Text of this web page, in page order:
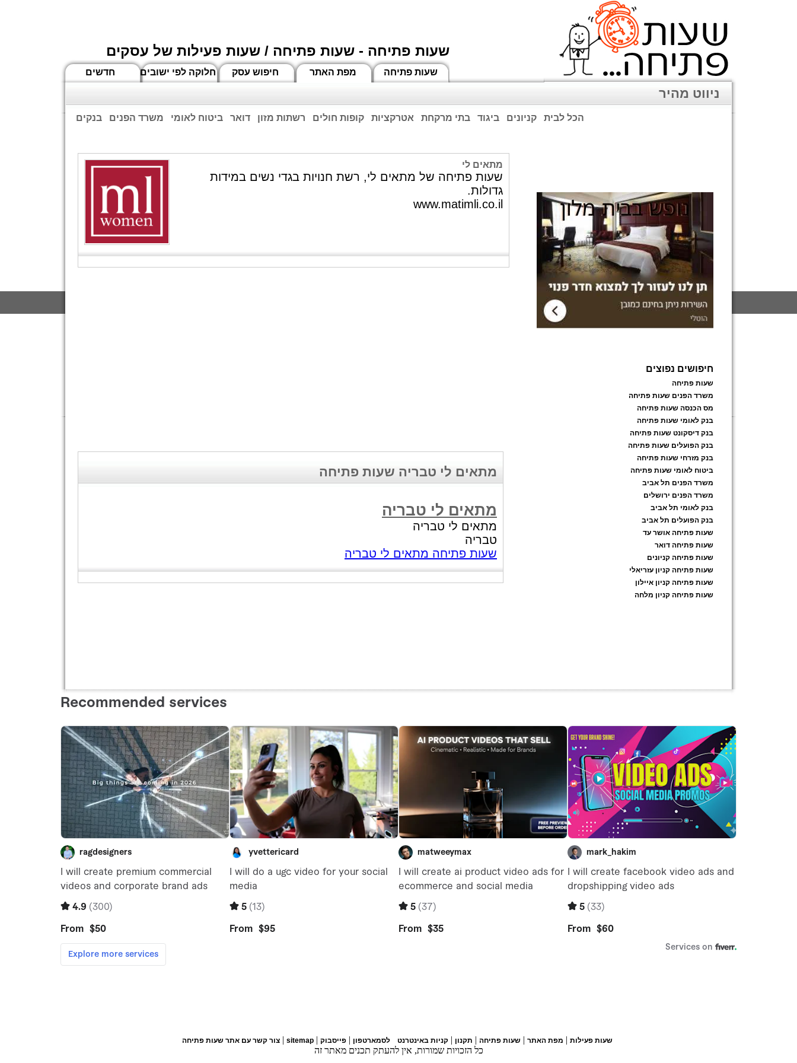
שעות פתיחה - שעות פתיחה / שעות פעילות של עסקים
חדשים חלוקה לפי ישובים חיפוש עסק מפת האתר שעות פתיחה
ניווט מהיר
בנקים משרד הפנים ביטוח לאומי דואר רשתות מזון קופות חולים אטרקציות בתי מרקחת ביגוד קניונים הכל לבית
מתאים לי
שעות פתיחה של מתאים לי, רשת חנויות בגדי נשים במידות
גדולות.
www.matimli.co.il
מתאים לי טבריה שעות פתיחה
מתאים לי טבריה
מתאים לי טבריה
טבריה
שעות פתיחה מתאים לי טבריה
חיפושים נפוצים
שעות פתיחה
משרד הפנים שעות פתיחה
מס הכנסה שעות פתיחה
בנק לאומי שעות פתיחה
בנק דיסקונט שעות פתיחה
בנק הפועלים שעות פתיחה
בנק מזרחי שעות פתיחה
ביטוח לאומי שעות פתיחה
משרד הפנים תל אביב
משרד הפנים ירושלים
בנק לאומי תל אביב
בנק הפועלים תל אביב
שעות פתיחה אושר עד
שעות פתיחה דואר
שעות פתיחה קניונים
שעות פתיחה קניון עזריאלי
שעות פתיחה קניון איילון
שעות פתיחה קניון מלחה
צור קשר עם אתר שעות פתיחה | sitemap | שעות פעילות | מפת האתר | שעות פתיחה | תקנון | קניות באינטרנט לסמארטפון | פייסבוק
כל הזכויות שמורות, אין להעתק תכנים מאתר זה